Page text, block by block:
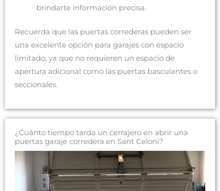
brindarte información precisa.
Recuerda que las puertas correderas pueden ser
una excelente opción para garajes con espacio
limitado, ya que no requieren un espacio de
apertura adicional como las puertas basculantes o
seccionales.
¿Cuánto tiempo tarda un cerrajero en abrir una
puertas garaje corredera en Sant Celoni?